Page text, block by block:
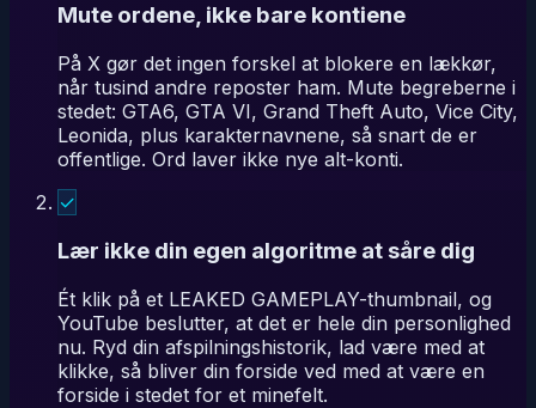
Mute ordene, ikke bare kontiene
På X gør det ingen forskel at blokere en lækkør,
når tusind andre reposter ham. Mute begreberne i
stedet: GTA6, GTA VI, Grand Theft Auto, Vice City,
Leonida, plus karakternavnene, så snart de er
offentlige. Ord laver ikke nye alt-konti.
✓
Lær ikke din egen algoritme at såre dig
Ét klik på et LEAKED GAMEPLAY-thumbnail, og
YouTube beslutter, at det er hele din personlighed
nu. Ryd din afspilningshistorik, lad være med at
klikke, så bliver din forside ved med at være en
forside i stedet for et minefelt.